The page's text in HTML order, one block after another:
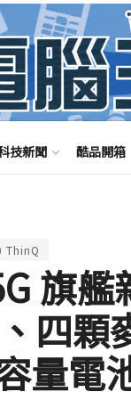
技新聞 酷品開箱
ThinQ
旗
四顆
量電